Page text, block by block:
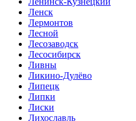
Ленск
Лермонтов
Лесной
Лесозаводск
Лесосибирск
Ливны
Ликино-Дулёво
Липецк
Липки
Лиски
Лихославль